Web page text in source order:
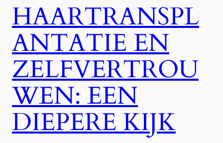
HAARTRANSPL
ANTATIE EN
ZELFVERTROU
WEN: EEN
DIEPERE KIJK